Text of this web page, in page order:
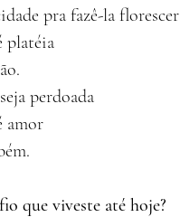
pra fazê-la florescer
platéia
perdoada
amor
que viveste até hoje?